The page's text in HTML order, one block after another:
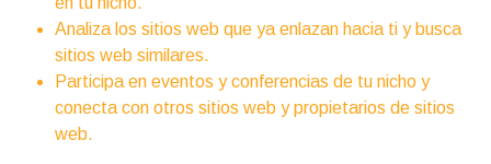
Analiza los sitios web que ya enlazan hacia ti y busca
sitios web similares.
Participa en eventos y conferencias de tu nicho y
conecta con otros sitios web y propietarios de sitios
web.